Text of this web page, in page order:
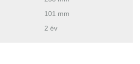
101 mm
2 év